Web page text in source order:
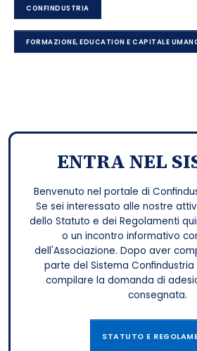
CONFINDUSTRIA
FORMAZIONE, EDUCATION E CAPITALE
ENTRA NEL
Benvenuto nel portale di
Se sei interessato alle nostre
dello Statuto e dei Regolamenti
o un incontro informativo
dell'Associazione. Dopo aver
parte del Sistema
compilare la domanda di
consegnata.
STATUTO E